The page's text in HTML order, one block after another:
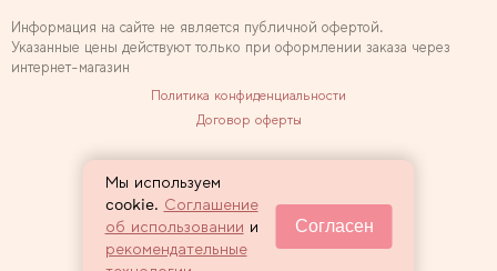
2007 — 2026 Sewclub
Информация на сайте не является публичной офертой.
Указанные цены действуют только при оформлении заказа через
интернет-магазин
Политика конфиденциальности
Договор оферты
Мы используем
cookie. Соглашение
об использовании и
рекомендательные
Согласен